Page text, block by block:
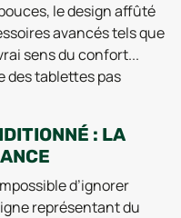
le design affûté
avancés tels que
sens du confort...
des tablettes pas
: LA
d’ignorer
représentant du